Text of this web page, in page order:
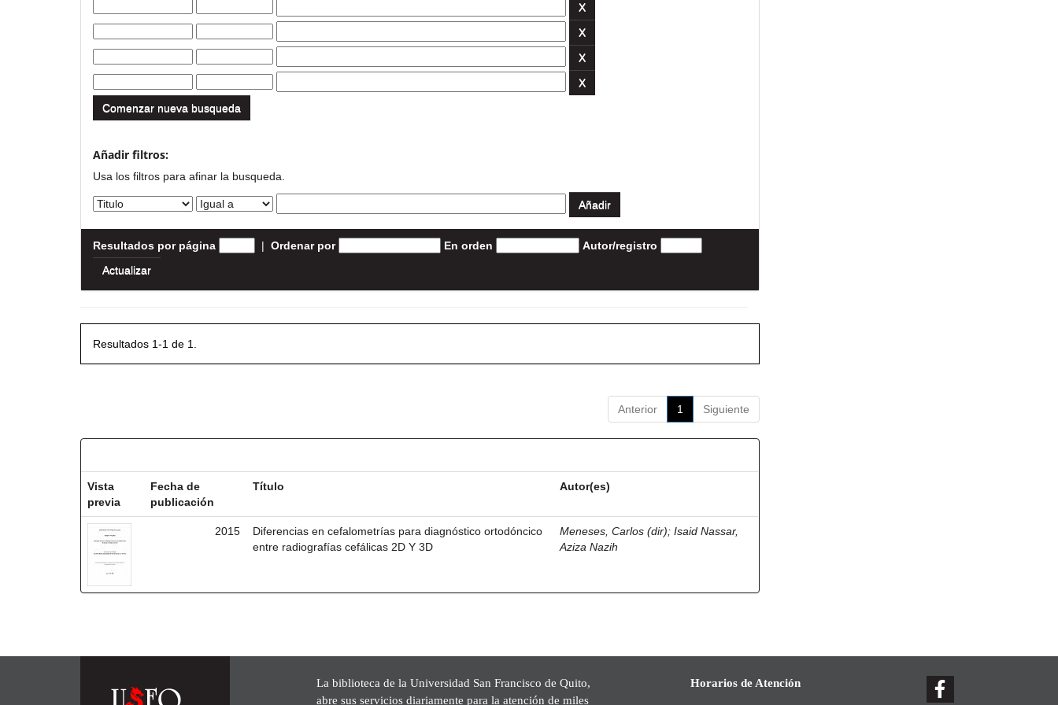
Comenzar nueva busqueda
Añadir filtros:
Usa los filtros para afinar la busqueda.
Resultados por página | Ordenar por En orden Autor/registro
Resultados 1-1 de 1.
Anterior 1 Siguiente
Vista
previa
Fecha de
publicación
Título Autor(es)
2015
Diferencias en cefalometrías para diagnóstico ortodóncico
entre radiografías cefálicas 2D Y 3D
Meneses, Carlos (dir);Isaid Nassar,
Aziza Nazih
La biblioteca de la Universidad San Francisco de Quito,
abre sus servicios diariamente para la atención de miles
Horarios de Atención